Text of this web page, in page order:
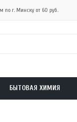
по г. Минску от 60 руб.
БЫТОВАЯ ХИМИЯ